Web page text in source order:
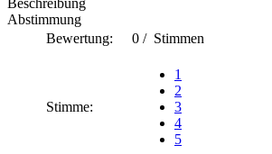
Beschreibung
Abstimmung
Bewertung:
0 / Stimmen
Stimme:
1
2
3
4
5